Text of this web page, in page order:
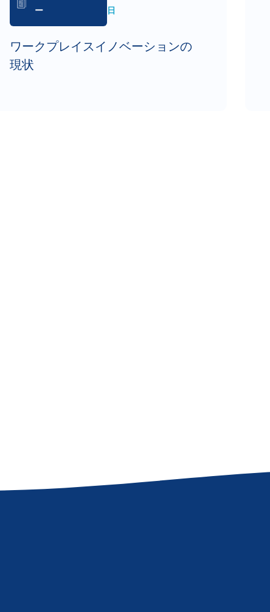
ー
日
ワークプレイスイノベーションの
現状